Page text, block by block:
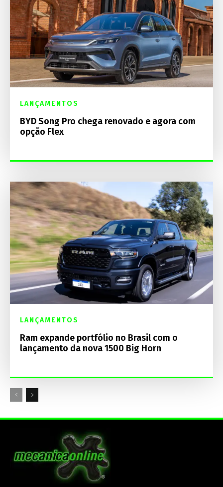
LANÇAMENTOS
BYD Song Pro chega renovado e agora com
opção Flex
LANÇAMENTOS
Ram expande portfólio no Brasil com o
lançamento da nova 1500 Big Horn